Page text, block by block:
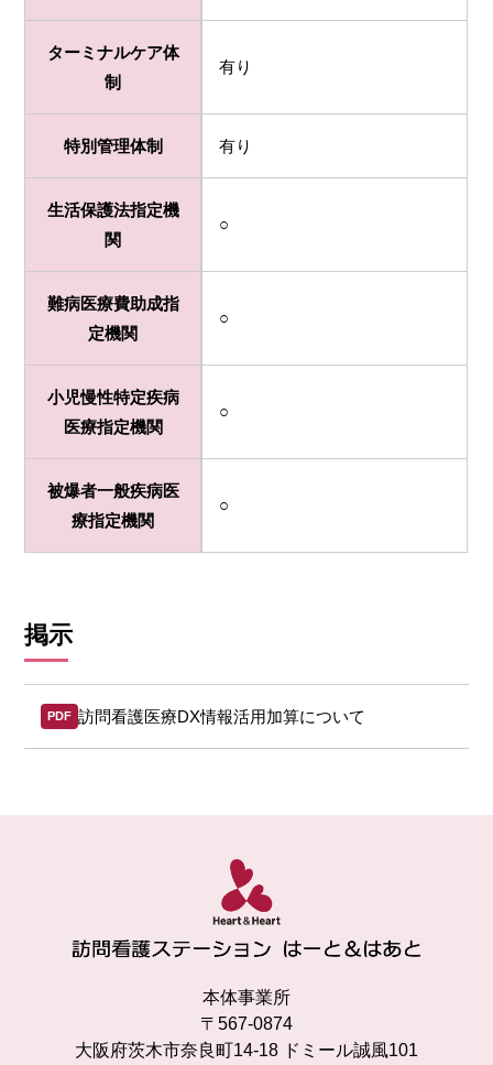
ターミナルケア体
制
有り
特別管理体制 有り
生活保護法指定機
関
○
難病医療費助成指
定機関
○
小児慢性特定疾病
医療指定機関
○
被爆者一般疾病医
療指定機関
○
掲示
PDF 訪問看護医療DX情報活用加算について
本体事業所
〒567-0874
大阪府茨木市奈良町14-18 ドミール誠風101